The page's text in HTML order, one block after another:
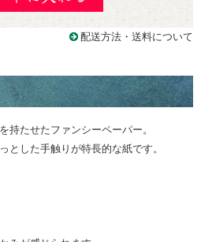
配送方法・送料について
持たせたファンシーペーパー。
とした手触りが特長的な紙です。